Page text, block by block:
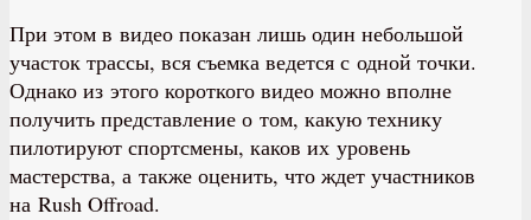
При этом в видео показан лишь один небольшой
участок трассы, вся съемка ведется с одной точки.
Однако из этого короткого видео можно вполне
получить представление о том, какую технику
пилотируют спортсмены, каков их уровень
мастерства, а также оценить, что ждет участников
на Rush Offroad.